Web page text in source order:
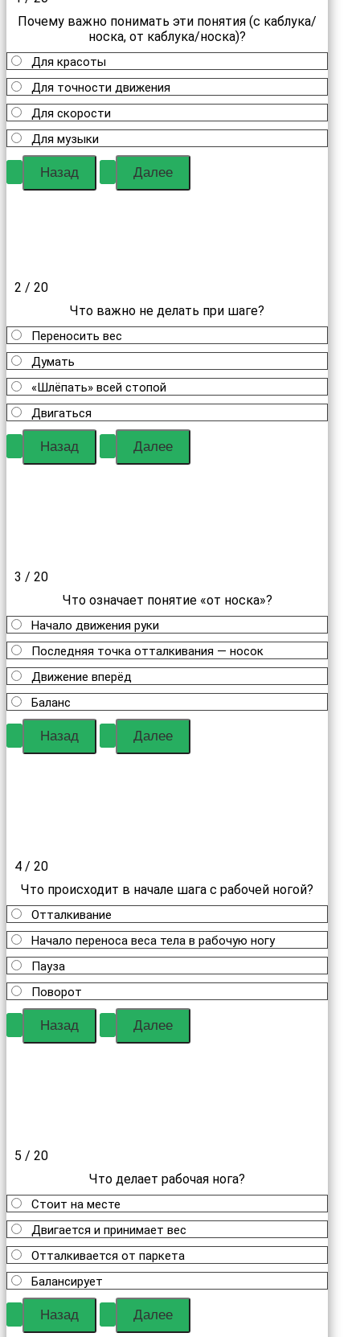
Почему важно понимать эти понятия (с каблука/
носка, от каблука/носка)?
Для красоты
Для точности движения
Для скорости
Для музыки
2 / 20
Что важно не делать при шаге?
Переносить вес
Думать
«Шлёпать» всей стопой
Двигаться
3 / 20
Что означает понятие «от носка»?
Начало движения руки
Последняя точка отталкивания — носок
Движение вперёд
Баланс
4 / 20
Что происходит в начале шага с рабочей ногой?
Отталкивание
Начало переноса веса тела в рабочую ногу
Пауза
Поворот
5 / 20
Что делает рабочая нога?
Стоит на месте
Двигается и принимает вес
Отталкивается от паркета
Балансирует